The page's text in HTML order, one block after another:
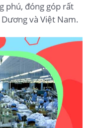
phú, đóng góp rất
và Việt Nam.